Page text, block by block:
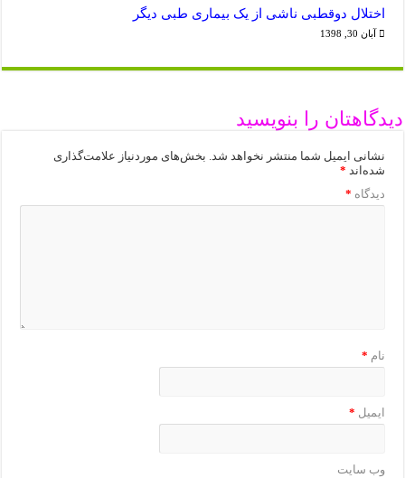
اختلال دوقطبی ناشی از یک بیماری طبی دیگر
آبان 30, 1398
دیدگاهتان را بنویسید
نشانی ایمیل شما منتشر نخواهد شد. بخش‌های موردنیاز علامت‌گذاری
شده‌اند *
دیدگاه *
نام *
ایمیل *
وب‌ سایت